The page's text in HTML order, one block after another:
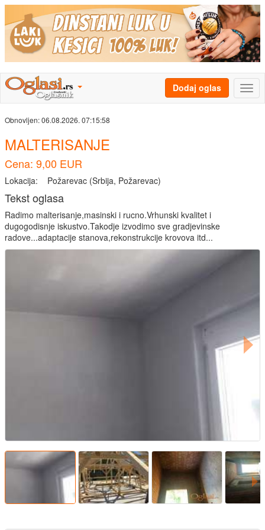
Dodaj oglas
Obnovljen:06.08.2026. 07:15:58
MALTERISANJE
Cena: 9,00 EUR
Lokacija: Požarevac (Srbija, Požarevac)
Tekst oglasa
Radimo malterisanje,masinski i rucno.Vrhunski kvalitet i
dugogodisnje iskustvo.Takodje izvodimo sve gradjevinske
radove...adaptacije stanova,rekonstrukcije krovova itd...